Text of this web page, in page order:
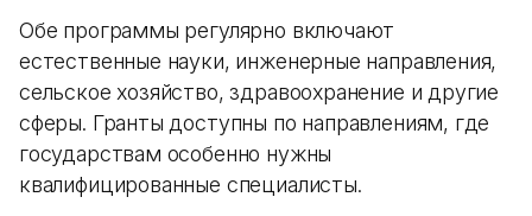
Обе программы регулярно включают
естественные науки, инженерные направления,
сельское хозяйство, здравоохранение и другие
сферы. Гранты доступны по направлениям, где
государствам особенно нужны
квалифицированные специалисты.